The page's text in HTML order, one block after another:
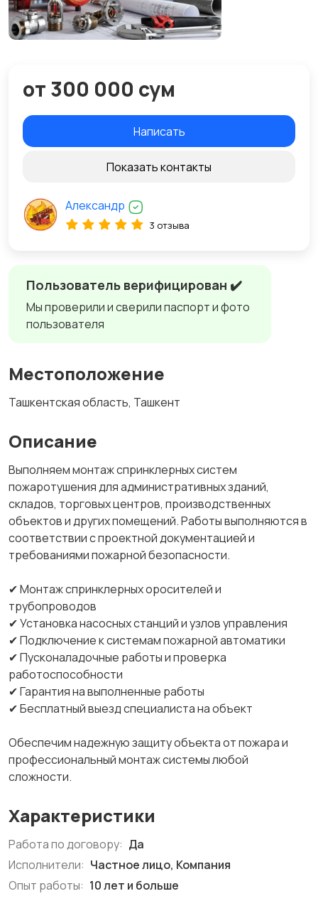
Пользователь верифицирован ✔️
Мы проверили и сверили паспорт и фото
пользователя
Местоположение
Ташкентская область, Ташкент
Описание
Выполняем монтаж спринклерных систем
пожаротушения для административных зданий,
складов, торговых центров, производственных
объектов и других помещений. Работы выполняются в
соответствии с проектной документацией и
требованиями пожарной безопасности.
✔ Монтаж спринклерных оросителей и
трубопроводов
✔ Установка насосных станций и узлов управления
✔ Подключение к системам пожарной автоматики
✔ Пусконаладочные работы и проверка
работоспособности
✔ Гарантия на выполненные работы
✔ Бесплатный выезд специалиста на объект
Обеспечим надежную защиту объекта от пожара и
профессиональный монтаж системы любой
сложности.
Характеристики
Работа по договору: Да
Исполнители: Частное лицо, Компания
Опыт работы: 10 лет и больше
от 300 000 сум
Написать
Показать контакты
Александр
3 отзыва